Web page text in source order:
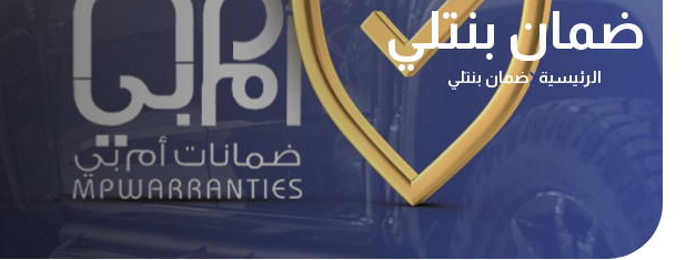
ضمان بنتلي
الرئيسية ضمان بنتلي